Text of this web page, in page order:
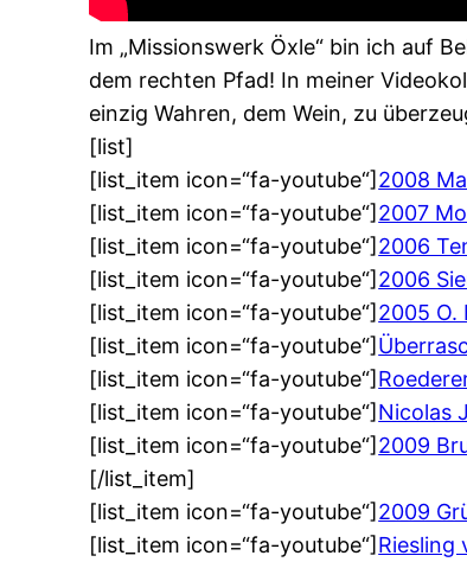
Im „Missionswerk Öxle“ bin ich auf
dem rechten Pfad! In meiner
einzig Wahren, dem Wein, zu
[list]
[list_item icon=“fa-youtube“] 2008
[list_item icon=“fa-youtube“] 2007
[list_item icon=“fa-youtube“] 2006
[list_item icon=“fa-youtube“] 2006
[list_item icon=“fa-youtube“] 2005 O.
[list_item icon=“fa-youtube“]
[list_item icon=“fa-youtube“]
[list_item icon=“fa-youtube“] Nicolas
[list_item icon=“fa-youtube“] 2009
[/list_item]
[list_item icon=“fa-youtube“] 2009
[list_item icon=“fa-youtube“] Riesling